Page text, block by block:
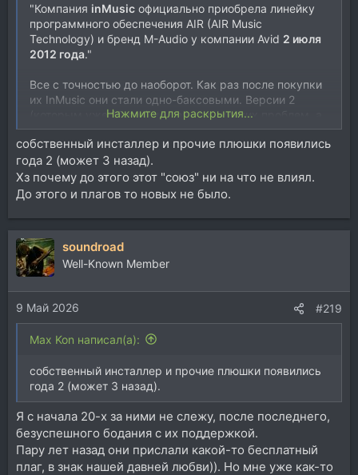
"Компания inMusic официально приобрела линейку
программного обеспечения AIR (AIR Music
Technology) и бренд M-Audio у компании Avid 2 июля
2012 года."
Все с точностью до наоборот. Как раз после покупки
их InMusic они стали одно-баксовыми. Версии 2
(которым уже 10 лет) не решили никаких проблем, а
скорее привнесли еще больше. Именно со второй
версии Трансфузер начал терять контент в проектах
и превратился в лютую головную боль.
Повторюсь, что пишу на основе личного,
многолетнегоопыта. Кантора целиком и полностью
современном, перенасыщенном софтом, мире,
ждать десятилетиями пока кто-то поправит косяки..
тупо жизни не хватит)).
Нажмите для раскрытия...
собственный инсталлер и прочие плюшки появились
года 2 (может 3 назад).
Хз почему до этого этот "союз" ни на что не влиял.
До этого и плагов то новых не было.
soundroad
Well-Known Member
9 Май 2026 #219
Max Kon написал(а):
собственный инсталлер и прочие плюшки появились
года 2 (может 3 назад).
Я с начала 20-х за ними не слежу, после последнего,
безуспешного бодания с их поддержкой.
Пару лет назад они прислали какой-то бесплатный
плаг, в знак нашей давней любви)). Но мне уже как-то